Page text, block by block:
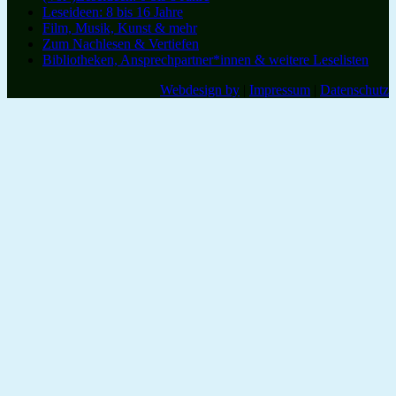
Leseideen: 8 bis 16 Jahre
Film, Musik, Kunst & mehr
Zum Nachlesen & Vertiefen
Bibliotheken, Ansprechpartner*innen & weitere Leselisten
Webdesign by
Impressum Datenschutz